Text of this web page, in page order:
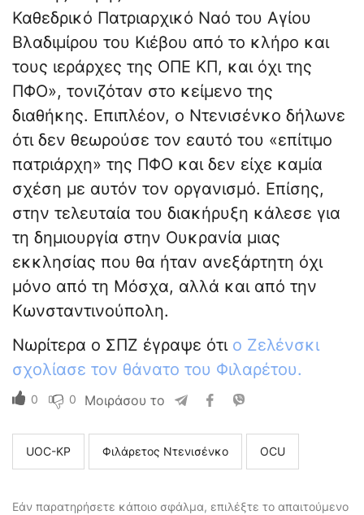
Καθεδρικό Πατριαρχικό Ναό του Αγίου
Βλαδιμίρου του Κιέβου από το κλήρο και
τους ιεράρχες της ΟΠΕ ΚΠ, και όχι της
ΠΦΟ», τονιζόταν στο κείμενο της
διαθήκης. Επιπλέον, ο Ντενισένκο δήλωνε
ότι δεν θεωρούσε τον εαυτό του «επίτιμο
πατριάρχη» της ΠΦΟ και δεν είχε καμία
σχέση με αυτόν τον οργανισμό. Επίσης,
στην τελευταία του διακήρυξη κάλεσε για
τη δημιουργία στην Ουκρανία μιας
εκκλησίας που θα ήταν ανεξάρτητη όχι
μόνο από τη Μόσχα, αλλά και από την
Κωνσταντινούπολη.
Νωρίτερα ο ΣΠΖ έγραψε ότι ο Ζελένσκι
σχολίασε τον θάνατο του Φιλαρέτου.
0 0 Μοιράσου το
UOC-KP Φιλάρετος Ντενισένκο ΟCU
Εάν παρατηρήσετε κάποιο σφάλμα, επιλέξτε το απαιτούμενο